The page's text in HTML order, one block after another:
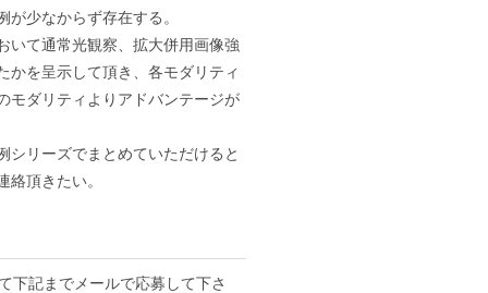
少なからず存在する。
いて通常光観察、拡大併用画像強
かを呈示して頂き、各モダリティ
モダリティよりアドバンテージが
シリーズでまとめていただけると
頂きたい。
下記までメールで応募して下さ